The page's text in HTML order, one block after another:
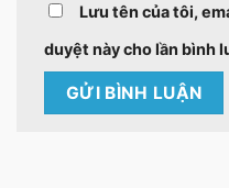
Lưu tên của tôi,
duyệt này cho lần bình